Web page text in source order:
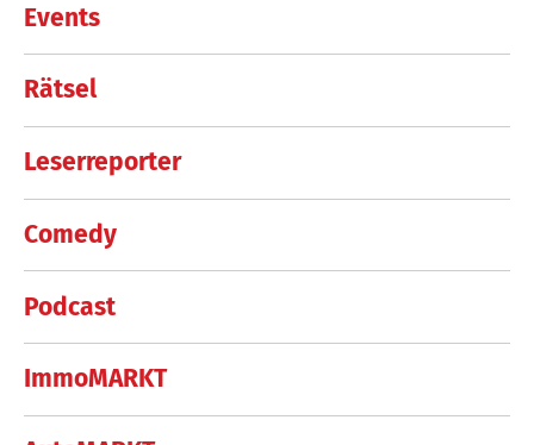
Events
Rätsel
Leserreporter
Comedy
Podcast
ImmoMARKT